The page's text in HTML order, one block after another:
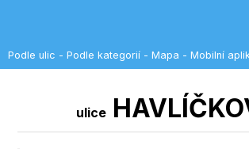
Podle ulic - Podle kategorií - Mapa - Mobilní
ulice